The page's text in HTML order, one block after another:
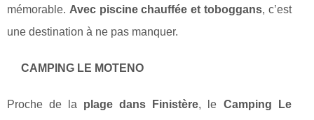
mémorable. Avec piscine chauffée et toboggans, c’est
une destination à ne pas manquer.
CAMPING LE MOTENO
Proche de la plage dans Finistère, le Camping Le